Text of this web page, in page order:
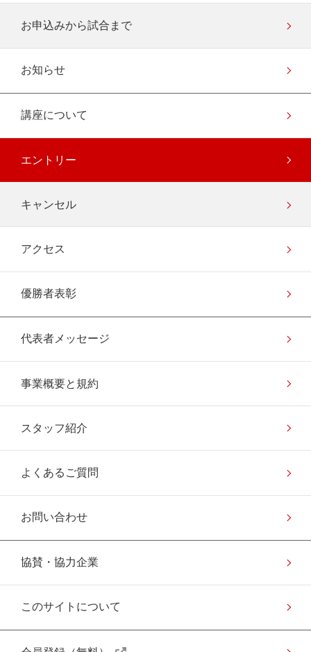
お申込みから試合まで
お知らせ
講座について
エントリー
キャンセル
アクセス
優勝者表彰
代表者メッセージ
事業概要と規約
スタッフ紹介
よくあるご質問
お問い合わせ
協賛・協力企業
このサイトについて